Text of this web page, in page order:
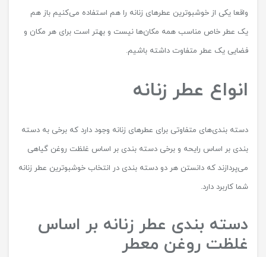
واقعا یکی از خوشبوترین عطرهای زنانه را هم استفاده می‌کنیم باز هم
یک عطر خاص مناسب همه مکان‌ها نیست و بهتر است برای هر مکان و
فضایی یک عطر متفاوت داشته باشیم.
انواع عطر زنانه
دسته بندی‌های متفاوتی برای عطرهای زنانه وجود دارد که برخی به دسته
بندی بر اساس رایحه و برخی دسته بندی بر اساس غلظت روغن گیاهی
می‌پردازند که دانستن هر دو دسته بندی در انتخاب خوشبوترین عطر زنانه
شما کاربرد دارد.
دسته بندی عطر زنانه بر اساس
غلظت روغن معطر